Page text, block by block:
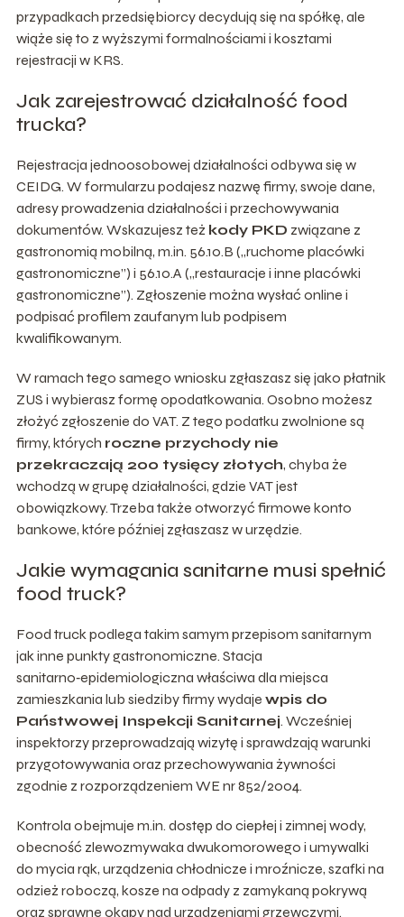
przypadkach przedsiębiorcy decydują się na spółkę, ale
wiąże się to z wyższymi formalnościami i kosztami
rejestracji w KRS.
Jak zarejestrować działalność food
trucka?
Rejestracja jednoosobowej działalności odbywa się w
CEIDG. W formularzu podajesz nazwę firmy, swoje dane,
adresy prowadzenia działalności i przechowywania
dokumentów. Wskazujesz też kody PKD związane z
gastronomią mobilną, m.in. 56.10.B („ruchome placówki
gastronomiczne”) i 56.10.A („restauracje i inne placówki
gastronomiczne”). Zgłoszenie można wysłać online i
podpisać profilem zaufanym lub podpisem
kwalifikowanym.
W ramach tego samego wniosku zgłaszasz się jako płatnik
ZUS i wybierasz formę opodatkowania. Osobno możesz
złożyć zgłoszenie do VAT. Z tego podatku zwolnione są
firmy, których roczne przychody nie
przekraczają 200 tysięcy złotych, chyba że
wchodzą w grupę działalności, gdzie VAT jest
obowiązkowy. Trzeba także otworzyć firmowe konto
bankowe, które później zgłaszasz w urzędzie.
Jakie wymagania sanitarne musi spełnić
food truck?
Food truck podlega takim samym przepisom sanitarnym
jak inne punkty gastronomiczne. Stacja
sanitarno‑epidemiologiczna właściwa dla miejsca
zamieszkania lub siedziby firmy wydaje wpis do
Państwowej Inspekcji Sanitarnej. Wcześniej
inspektorzy przeprowadzają wizytę i sprawdzają warunki
przygotowywania oraz przechowywania żywności
zgodnie z rozporządzeniem WE nr 852/2004.
Kontrola obejmuje m.in. dostęp do ciepłej i zimnej wody,
obecność zlewozmywaka dwukomorowego i umywalki
do mycia rąk, urządzenia chłodnicze i mroźnicze, szafki na
odzież roboczą, kosze na odpady z zamykaną pokrywą
oraz sprawne okapy nad urządzeniami grzewczymi.